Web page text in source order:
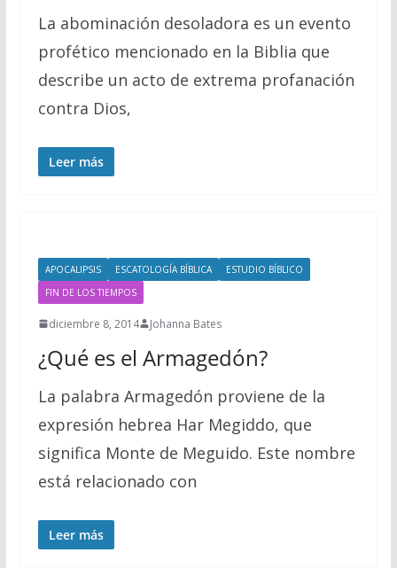
La abominación desoladora es un evento
profético mencionado en la Biblia que
describe un acto de extrema profanación
contra Dios,
Leer más
APOCALIPSIS ESCATOLOGÍA BÍBLICA
ESTUDIO BÍBLICO
FIN DE LOS TIEMPOS
diciembre 8, 2014 Johanna Bates
¿Qué es el Armagedón?
La palabra Armagedón proviene de la
expresión hebrea Har Megiddo, que
significa Monte de Meguido. Este nombre
está relacionado con
Leer más